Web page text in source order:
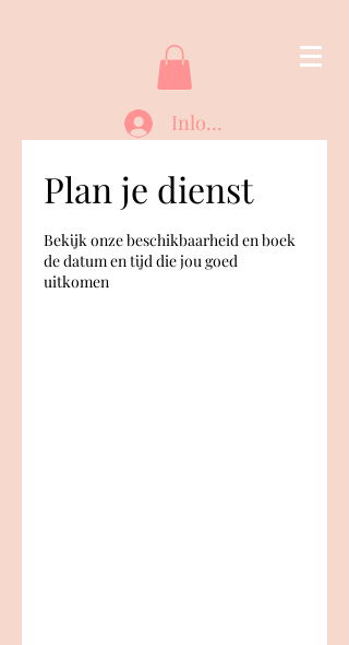
Inloggen
Plan je dienst
Bekijk onze beschikbaarheid en boek
de datum en tijd die jou goed
uitkomen